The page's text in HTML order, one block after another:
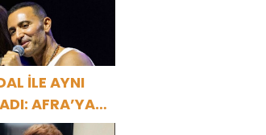
İLE AYNI
AFRA’YA
ALKIŞ